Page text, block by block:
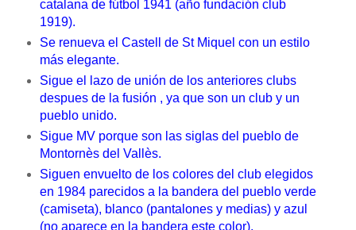
catalana de fútbol 1941 (año fundación club
1919).
Se renueva el Castell de St Miquel con un estilo
más elegante.
Sigue el lazo de unión de los anteriores clubs
despues de la fusión , ya que son un club y un
pueblo unido.
Sigue MV porque son las siglas del pueblo de
Montornès del Vallès.
Siguen envuelto de los colores del club elegidos
en 1984 parecidos a la bandera del pueblo verde
(camiseta), blanco (pantalones y medias) y azul
(no aparece en la bandera este color).